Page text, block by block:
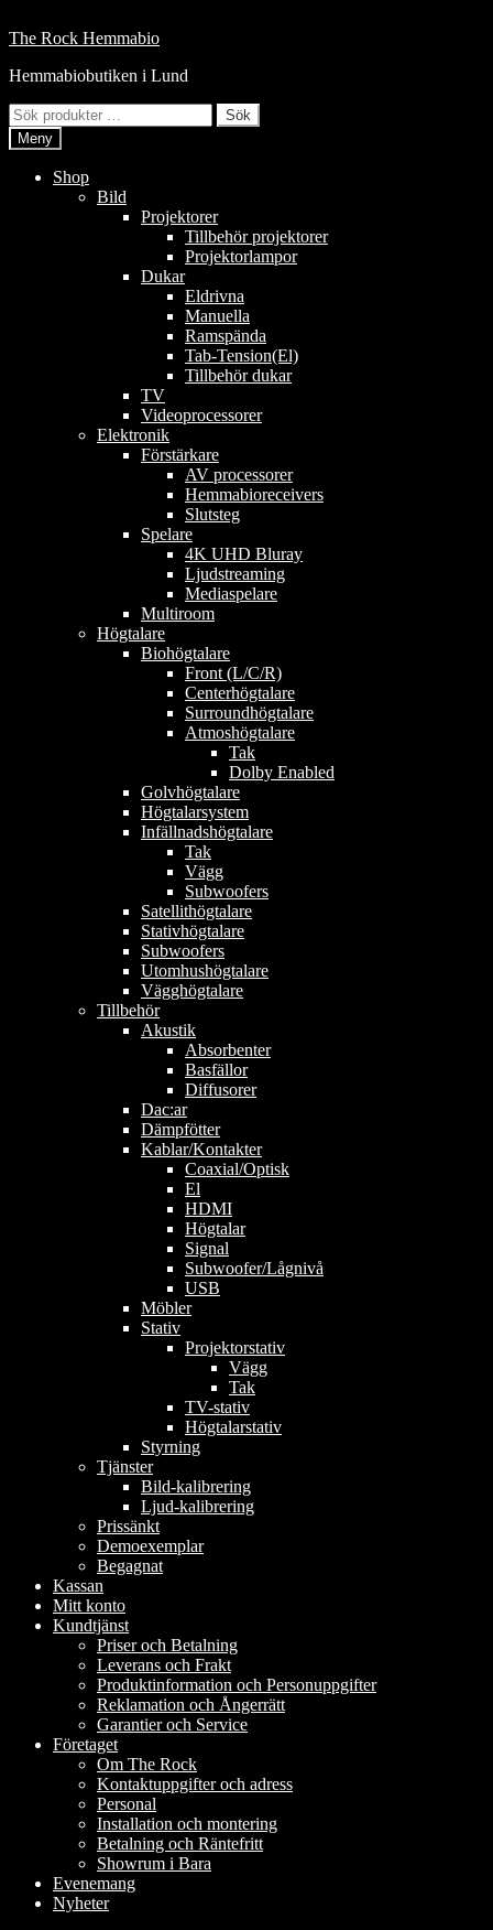
till
Hoppa
navigering
Hoppa
innehåll
The Rock Hemmabio
Hemmabiobutiken i Lund
Sök
efter:
Sök
Meny
Shop
Bild
Projektorer
Tillbehör projektorer
Projektorlampor
Dukar
Eldrivna
Manuella
Ramspända
Tab-Tension(El)
Tillbehör dukar
TV
Videoprocessorer
Elektronik
Förstärkare
AV processorer
Hemmabioreceivers
Slutsteg
Spelare
4K UHD Bluray
Ljudstreaming
Mediaspelare
Multiroom
Högtalare
Biohögtalare
Front (L/C/R)
Centerhögtalare
Surroundhögtalare
Atmoshögtalare
Tak
Dolby Enabled
Golvhögtalare
Högtalarsystem
Infällnadshögtalare
Tak
Vägg
Subwoofers
Satellithögtalare
Stativhögtalare
Subwoofers
Utomhushögtalare
Vägghögtalare
Tillbehör
Akustik
Absorbenter
Basfällor
Diffusorer
Dac:ar
Dämpfötter
Kablar/Kontakter
Coaxial/Optisk
El
HDMI
Högtalar
Signal
Subwoofer/Lågnivå
USB
Möbler
Stativ
Projektorstativ
Vägg
Tak
TV-stativ
Högtalarstativ
Styrning
Tjänster
Bild-kalibrering
Ljud-kalibrering
Prissänkt
Demoexemplar
Begagnat
Kassan
Mitt konto
Kundtjänst
Priser och Betalning
Leverans och Frakt
Produktinformation och Personuppgifter
Reklamation och Ångerrätt
Garantier och Service
Företaget
Om The Rock
Kontaktuppgifter och adress
Personal
Installation och montering
Betalning och Räntefritt
Showrum i Bara
Evenemang
Nyheter